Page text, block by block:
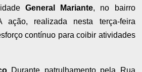
General Mariante, no bairro
ação, realizada nesta terça-feira
contínuo para coibir atividades
Durante patrulhamento pela Rua